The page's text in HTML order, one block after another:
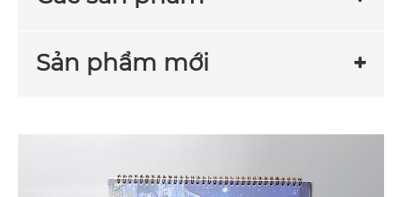
Sản phẩm mới